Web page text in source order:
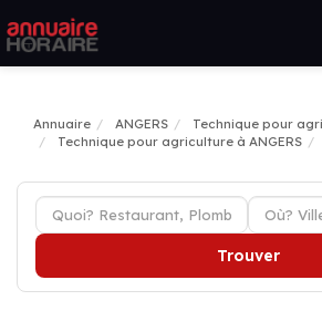
Annuaire ANGERS
Technique pour
Technique pour agriculture à ANGERS
Trouver